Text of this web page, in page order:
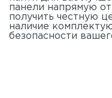
панели напрямую
получить честную
наличие
безопасности